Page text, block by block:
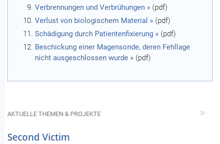
Verbrennungen und Verbrühungen » (pdf)
Verlust von biologischem Material » (pdf)
Schädigung durch Patientenfixierung » (pdf)
Beschickung einer Magensonde, deren Fehllage
nicht ausgeschlossen wurde » (pdf)
AKTUELLE THEMEN & PROJEKTE
Second Victim